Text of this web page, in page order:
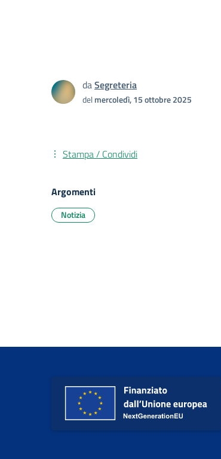
daSegreteria
delmercoledì, 15 ottobre 2025
Stampa / Condividi
Argomenti
Notizia